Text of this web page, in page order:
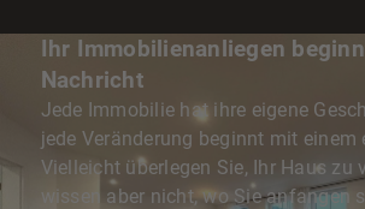
Ihr Immobilienanliegen
Nachricht
Jede Immobilie hat ihre eigene
jede Veränderung beginnt mit einem
Vielleicht überlegen Sie, Ihr Haus zu
wissen aber nicht, wo Sie anfangen